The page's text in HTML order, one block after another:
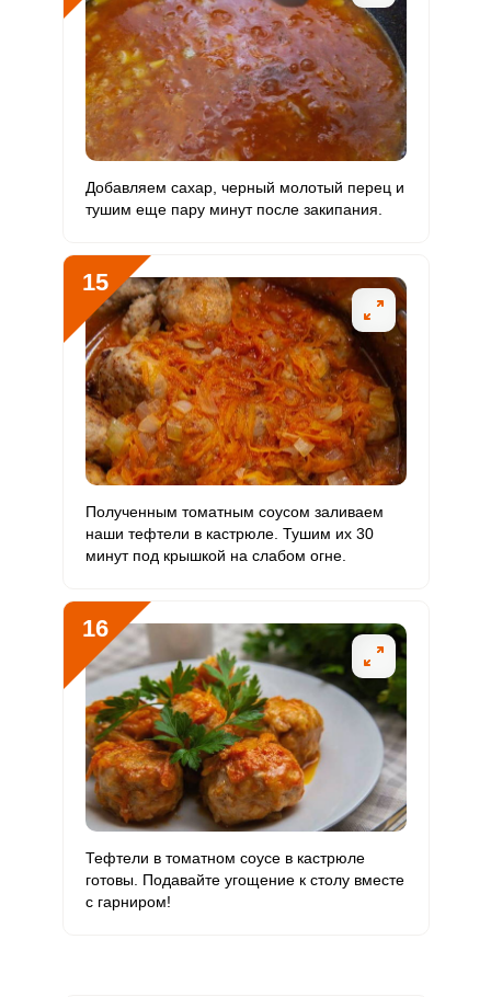
Добавляем сахар, черный молотый перец и
тушим еще пару минут после закипания.
15
Полученным томатным соусом заливаем
наши тефтели в кастрюле. Тушим их 30
минут под крышкой на слабом огне.
16
Тефтели в томатном соусе в кастрюле
готовы. Подавайте угощение к столу вместе
с гарниром!